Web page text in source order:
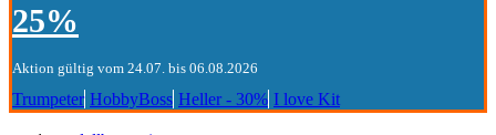
25%
Aktion gültig vom 24.07. bis 06.08.2026
Trumpeter HobbyBoss Heller - 30% I love Kit